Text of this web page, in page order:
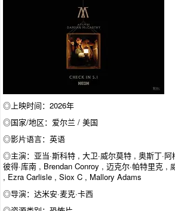
◎上映时间：2026年
◎国家/地区：爱尔兰 / 美国
◎影片语言：英语
◎主演：亚当·斯科特 , 大卫·威尔莫特 , 奥斯丁·
彼得·库南 , Brendan Conroy , 迈克尔·帕特里克 ,
, Ezra Carlisle , Siox C , Mallory Adams
◎导演：达米安·麦克·卡西